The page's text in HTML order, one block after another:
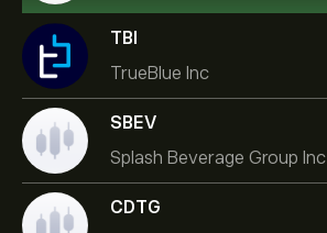
TBI
TrueBlue Inc
SBEV
Splash Beverage Group Inc
CDTG